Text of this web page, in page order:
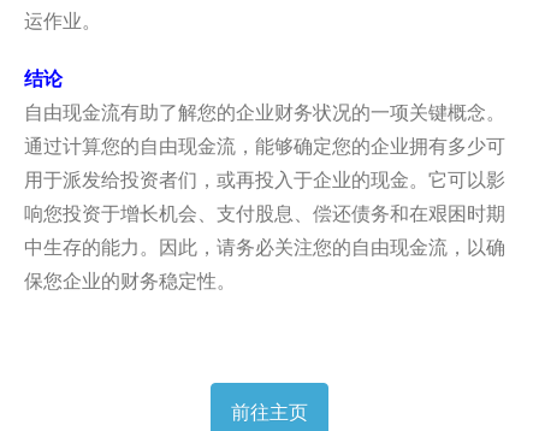
运作业。
结论
自由现金流有助了解您的企业财务状况的一项关键概念。
通过计算您的自由现金流， 能够确定您的企业拥有多少可
用于派发给投资者们， 或再投入于企业的现金。它可以影
响您投资于增长机会、支付股息、 偿还债务和在艰困时期
中生存的能力。因此， 请务必关注您的自由现金流，以确
保您企业的财务稳定性。
前往主页